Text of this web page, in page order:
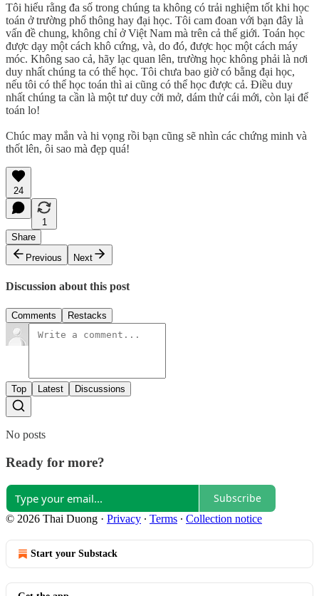
Tôi hiểu rằng đa số trong chúng ta không có trải nghiệm tốt khi học
toán ở trường phổ thông hay đại học. Tôi cam đoan với bạn đây là
vấn đề chung, không chỉ ở Việt Nam mà trên cả thế giới. Toán học
được dạy một cách khô cứng, và, do đó, được học một cách máy
móc. Không sao cả, hãy lạc quan lên, trường học không phải là nơi
duy nhất chúng ta có thể học. Tôi chưa bao giờ có bằng đại học,
nếu tôi có thể học toán thì ai cũng có thể học được cả. Điều duy
nhất chúng ta cần là một tư duy cởi mở, dám thử cái mới, còn lại để
toán lo!
Chúc may mắn và hi vọng rồi bạn cũng sẽ nhìn các chứng minh và
thốt lên, ôi sao mà đẹp quá!
24
1
Share
Previous
Next
Discussion about this post
Comments Restacks
Top Latest Discussions
No posts
Ready for more?
Subscribe
© 2026 Thai Duong · Privacy ∙ Terms ∙ Collection notice
Start your Substack